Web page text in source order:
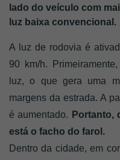
lado do veículo com
luz baixa convencional.
A luz de rodovia é
90 km/h.
luz, o que gera uma
margens da estrada. A
é aumentado. Portanto,
está o facho do farol.
Dentro da cidade, em